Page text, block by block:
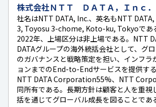
株式会社ＮＴＴ ＤＡＴＡ，Ｉｎｃ．
社名はNTT DATA, Inc.、英名もNTT
3, Toyosu 3-chome, Koto-ku, Tokyoであ
2022年、上場区分は非上場である。NTT
DATAグループの海外統括会社として、グ
のガバナンスと戦略策定を担い、インフラ
ョンまでのEnd-to-Endサービスを提供す
NTT DATA Corporation55%、NTT
同所有である。長期方針は顧客と人を重視
括を通じてグローバル成長を図ることであ